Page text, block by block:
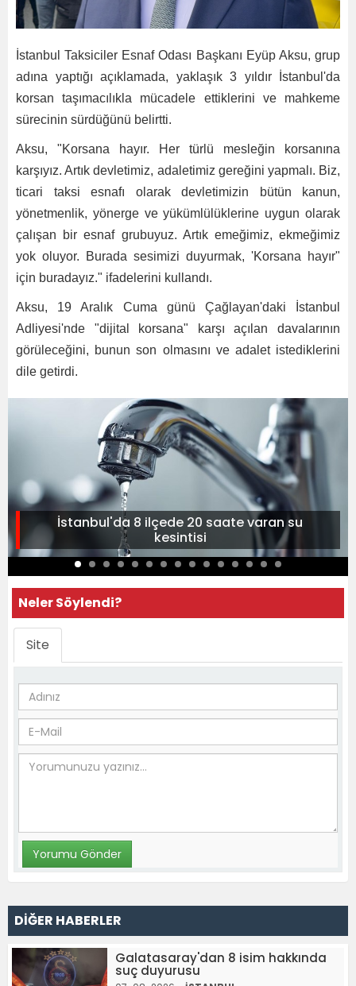
İstanbul Taksiciler Esnaf Odası Başkanı Eyüp Aksu, grup
adına yaptığı açıklamada, yaklaşık 3 yıldır İstanbul'da
korsan taşımacılıkla mücadele ettiklerini ve mahkeme
sürecinin sürdüğünü belirtti.
Aksu, "Korsana hayır. Her türlü mesleğin korsanına
karşıyız. Artık devletimiz, adaletimiz gereğini yapmalı. Biz,
ticari taksi esnafı olarak devletimizin bütün kanun,
yönetmenlik, yönerge ve yükümlülüklerine uygun olarak
çalışan bir esnaf grubuyuz. Artık emeğimiz, ekmeğimiz
yok oluyor. Burada sesimizi duyurmak, 'Korsana hayır"
için buradayız." ifadelerini kullandı.
Aksu, 19 Aralık Cuma günü Çağlayan'daki İstanbul
Adliyesi'nde "dijital korsana" karşı açılan davalarının
görüleceğini, bunun son olmasını ve adalet istediklerini
dile getirdi.
İstanbul'da 8 ilçede 20 saate varan su
kesintisi
Neler Söylendi?
Site
DİĞER HABERLER
Galatasaray'dan 8 isim hakkında
suç duyurusu